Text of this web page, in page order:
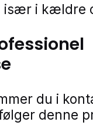
især i kældre
du i
denne